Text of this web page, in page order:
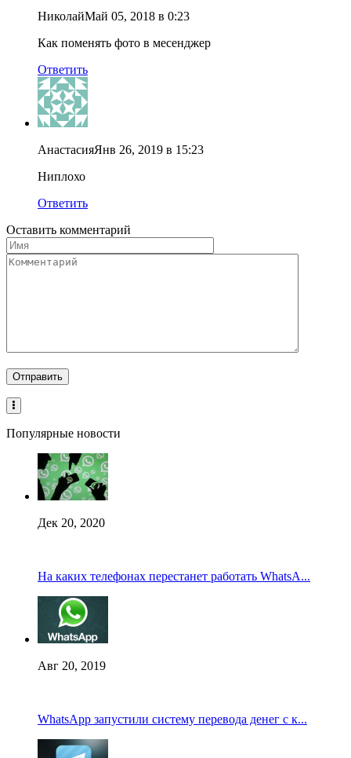
НиколайМай 05, 2018 в 0:23
Как поменять фото в месенджер
Ответить
АнастасияЯнв 26, 2019 в 15:23
Ниплохо
Ответить
Оставить комментарий
Популярные новости
Дек 20, 2020
На каких телефонах перестанет работать WhatsA...
Авг 20, 2019
WhatsApp запустили систему перевода денег с к...